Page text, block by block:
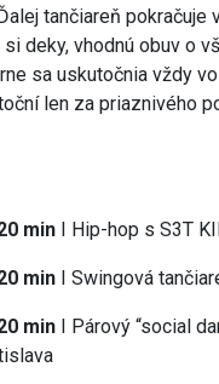
tančiareň pokračuje
deky, vhodnú obuv o
sa uskutočnia vždy
len za priaznivého
min I Hip-hop s S3T
min I Swingová
min I Párový “social